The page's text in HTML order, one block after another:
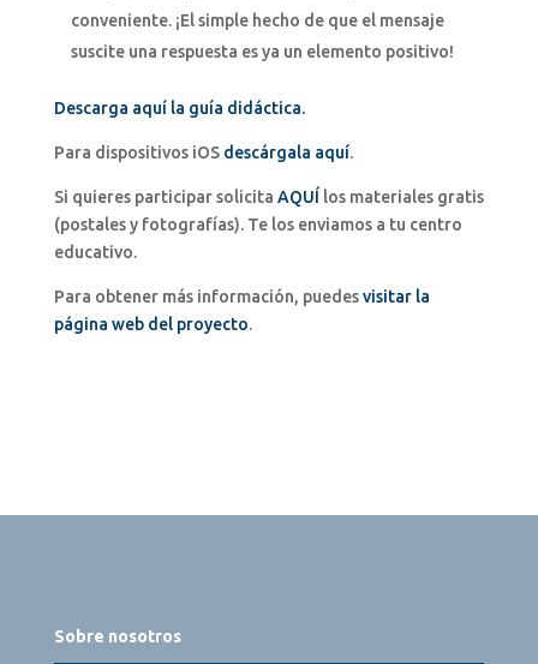
conveniente. ¡El simple hecho de que el mensaje
suscite una respuesta es ya un elemento positivo!
Descarga aquí la guía didáctica.
Para dispositivos iOS descárgala aquí.
Si quieres participar solicita AQUÍ los materiales gratis
(postales y fotografías). Te los enviamos a tu centro
educativo.
Para obtener más información, puedes visitar la
página web del proyecto.
Sobre nosotros